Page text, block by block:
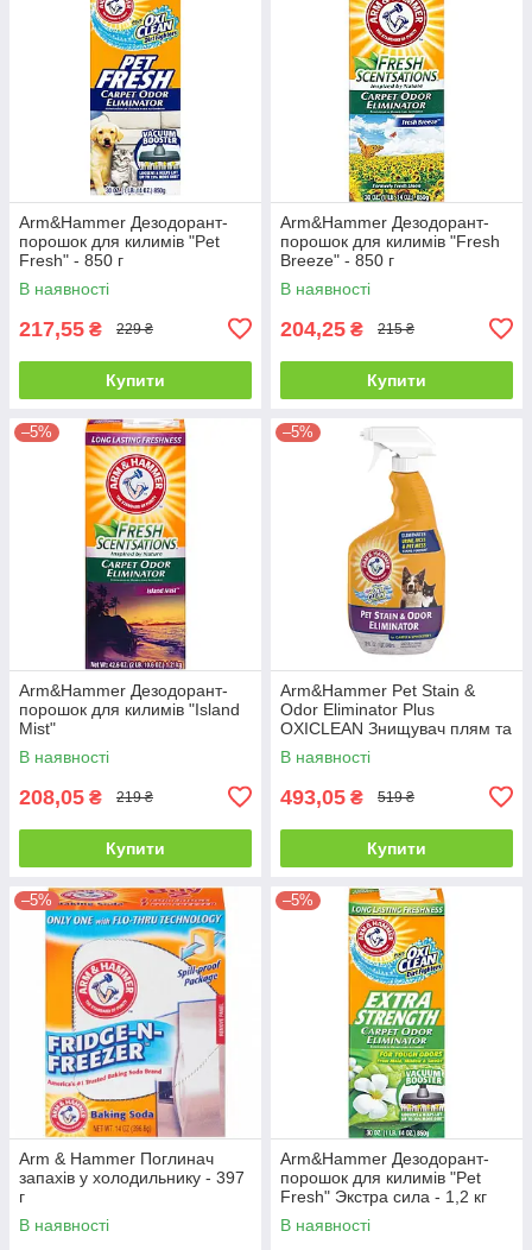
Arm&Hammer Дезодорант-
порошок для килимів "Pet
Fresh" - 850 г
В наявності
217,55 ₴ 229 ₴
Купити
Arm&Hammer Дезодорант-
порошок для килимів "Fresh
Breeze" - 850 г
В наявності
204,25 ₴ 215 ₴
Купити
–5%
Arm&Hammer Дезодорант-
порошок для килимів "Island
Mist"
В наявності
208,05 ₴ 219 ₴
Купити
–5%
Arm&Hammer Pet Stain &
Odor Eliminator Plus
OXICLEAN Знищувач плям та
запаху тварин, спрей - 946
мл
В наявності
493,05 ₴ 519 ₴
Купити
–5%
Arm & Hammer Поглинач
запахів у холодильнику - 397
г
В наявності
–5%
Arm&Hammer Дезодорант-
порошок для килимів "Pet
Fresh" Экстра сила - 1,2 кг
В наявності